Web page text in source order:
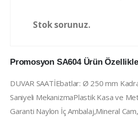
Stok sorunuz.
Promosyon SA604 Ürün
DUVAR SAATİEbatlar: Ø 250 mm
Saniyeli MekanizmaPlastik Kasa ve
Garanti Naylon İç Ambalaj,Mineral